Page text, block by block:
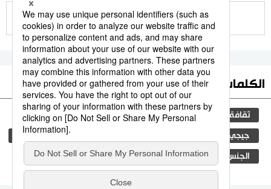
للمزيد
الكلمات الأكثر بحثا
ثقافة التعليم الياباني اليابان مجتمع
جيجي برس المطبخ الياباني
الجنس الجريمة